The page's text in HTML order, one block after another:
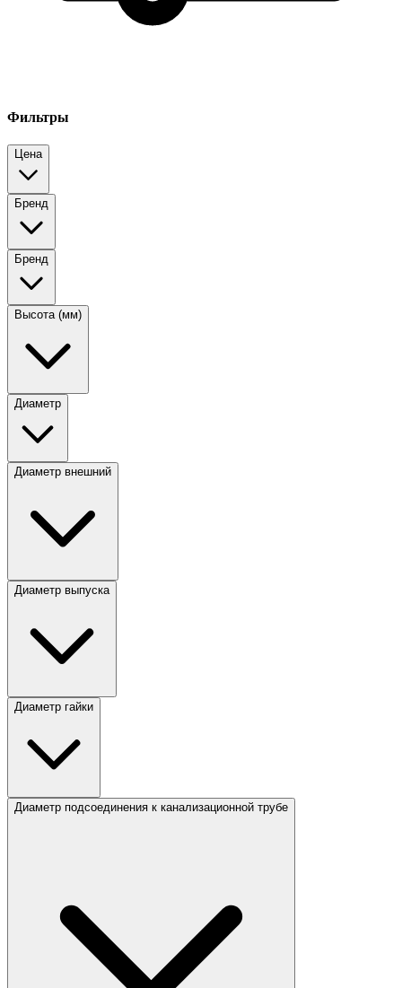
Фильтры
Цена
Бренд
Бренд
Высота (мм)
Диаметр
Диаметр внешний
Диаметр выпуска
Диаметр гайки
Диаметр подсоединения к канализационной трубе